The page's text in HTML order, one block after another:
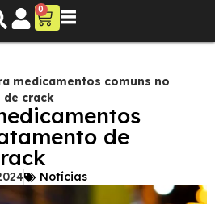
0
medicamentos comuns no
crack
de
Notícias